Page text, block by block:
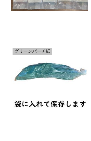
グリーンパーチ紙